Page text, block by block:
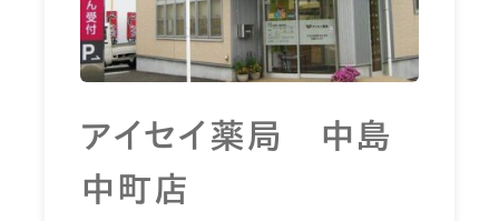
アイセイ薬局 中島
中町店